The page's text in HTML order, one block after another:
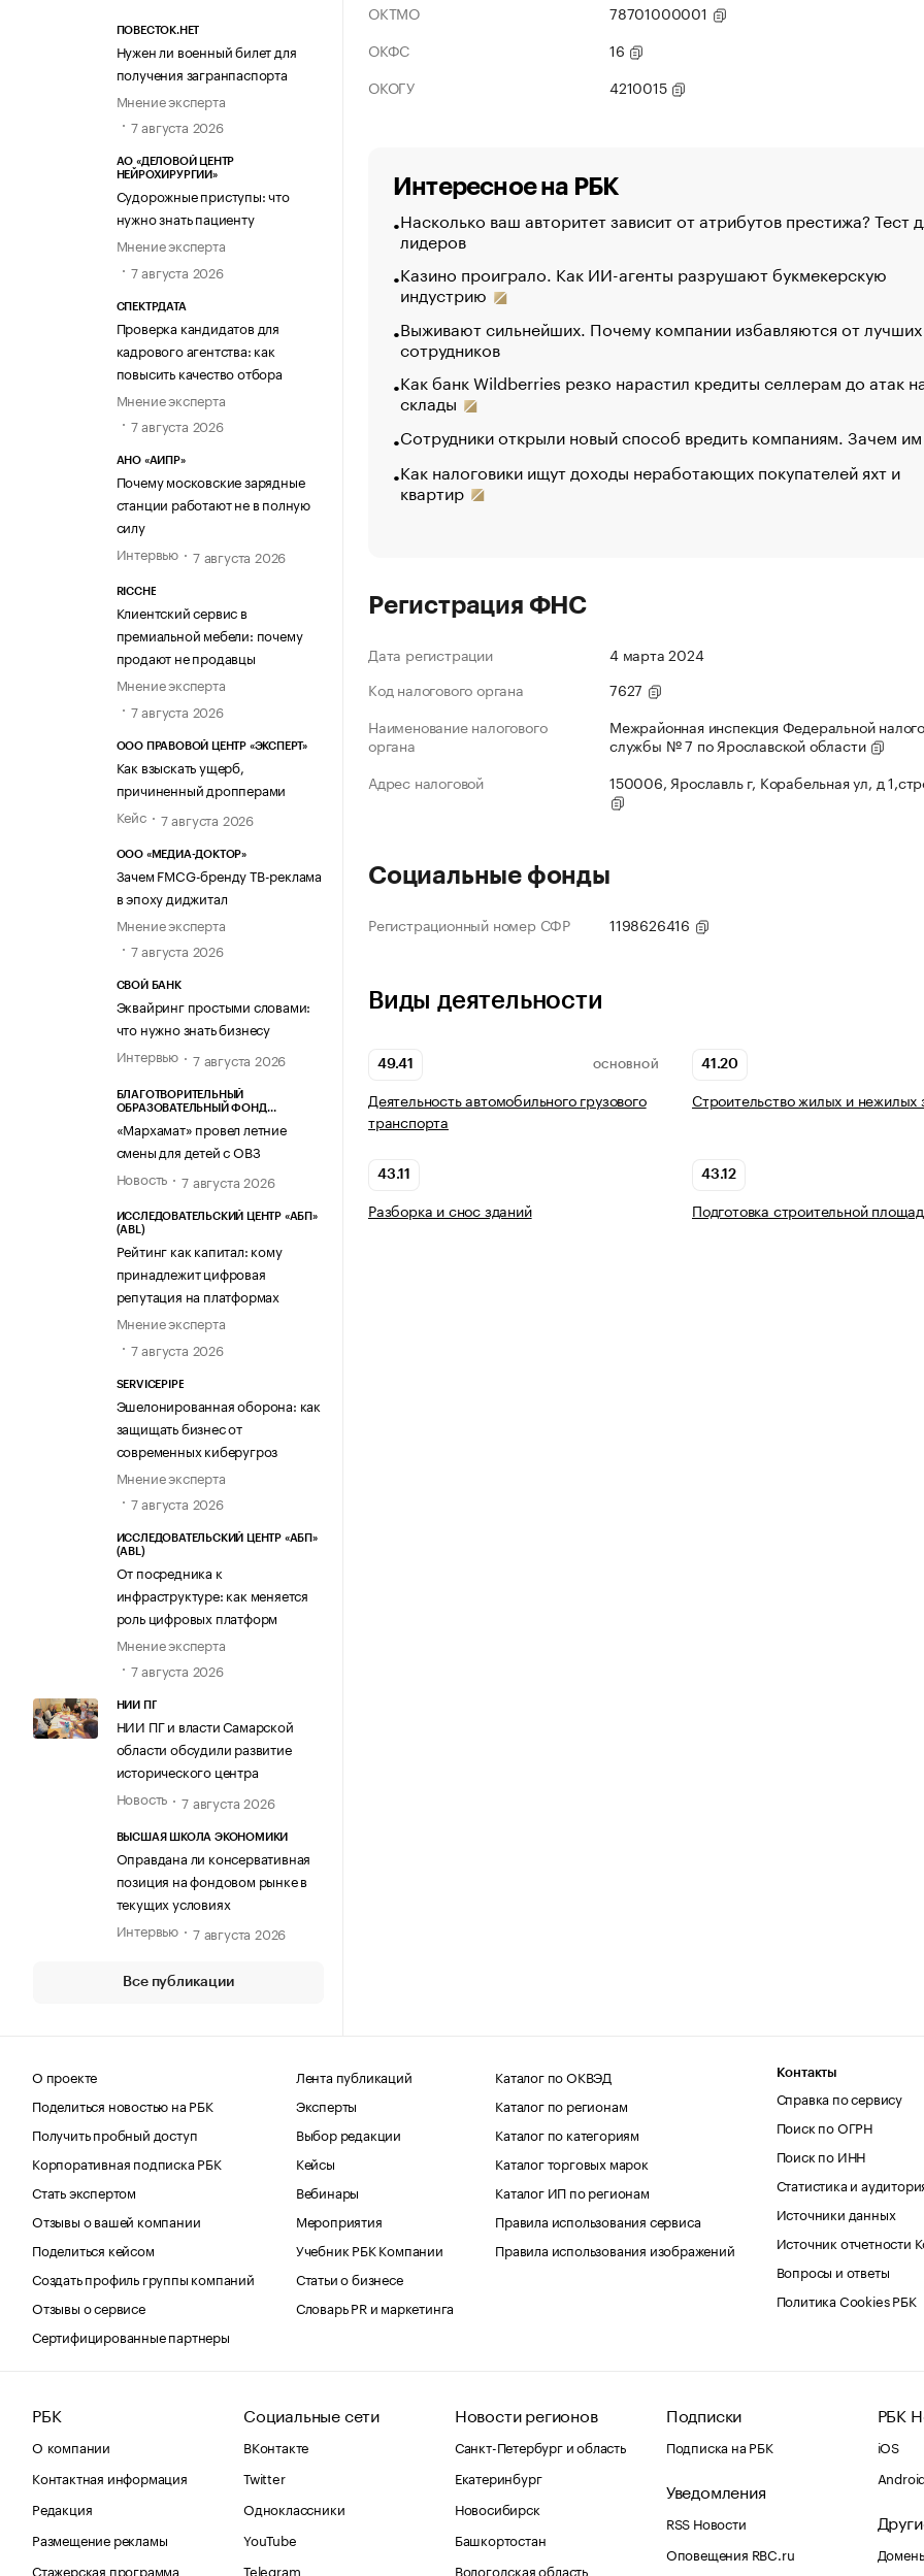
ПОВЕСТОК.НЕТ
Нужен ли военный билет для
получения загранпаспорта
Мнение эксперта
7 августа 2026
АО «ДЕЛОВОЙ ЦЕНТР
НЕЙРОХИРУРГИИ»
Судорожные приступы: что
нужно знать пациенту
Мнение эксперта
7 августа 2026
СПЕКТРДАТА
Проверка кандидатов для
кадрового агентства: как
повысить качество отбора
Мнение эксперта
7 августа 2026
АНО «АИПР»
Почему московские зарядные
станции работают не в полную
силу
Интервью
7 августа 2026
RICCHE
Клиентский сервис в
премиальной мебели: почему
продают не продавцы
Мнение эксперта
7 августа 2026
ООО ПРАВОВОЙ ЦЕНТР «ЭКСПЕРТ»
Как взыскать ущерб,
причиненный дропперами
Кейс
7 августа 2026
ООО «МЕДИА-ДОКТОР»
Зачем FMCG-бренду ТВ-реклама
в эпоху диджитал
Мнение эксперта
7 августа 2026
СВОЙ БАНК
Эквайринг простыми словами:
что нужно знать бизнесу
Интервью
7 августа 2026
БЛАГОТВОРИТЕЛЬНЫЙ
ОБРАЗОВАТЕЛЬНЫЙ ФОНД
«Мархамат» провел летние
смены для детей с ОВЗ
Новость
7 августа 2026
ИССЛЕДОВАТЕЛЬСКИЙ ЦЕНТР «АБП»
(ABL)
Рейтинг как капитал: кому
принадлежит цифровая
репутация на платформах
Мнение эксперта
7 августа 2026
SERVICEPIPE
Эшелонированная оборона: как
защищать бизнес от
современных киберугроз
Мнение эксперта
7 августа 2026
ИССЛЕДОВАТЕЛЬСКИЙ ЦЕНТР «АБП»
(ABL)
От посредника к
инфраструктуре: как меняется
роль цифровых платформ
Мнение эксперта
7 августа 2026
НИИ ПГ
НИИ ПГ и власти Самарской
области обсудили развитие
исторического центра
Новость
7 августа 2026
ВЫСШАЯ ШКОЛА ЭКОНОМИКИ
Оправдана ли консервативная
позиция на фондовом рынке в
текущих условиях
Интервью
7 августа 2026
Все публикации
ОКТМО
78701000001
ОКФС
16
ОКОГУ
4210015
Интересное на РБК
Насколько ваш авторитет зависит от атрибутов престижа? Тест
лидеров
Казино проиграло. Как ИИ-агенты разрушают букмекерскую
индустрию
Выживают сильнейших. Почему компании избавляются от лучших
сотрудников
Как банк Wildberries резко нарастил кредиты селлерам до атак
склады
Сотрудники открыли новый способ вредить компаниям. Зачем
Как налоговики ищут доходы неработающих покупателей яхт и
квартир
Регистрация ФНС
Дата регистрации
4 марта 2024
Код налогового органа
7627
Наименование налогового
органа
Межрайонная инспекция Федеральной
службы № 7 по Ярославской области
Адрес налоговой
150006, Ярославль г, Корабельная ул, д
Социальные фонды
Регистрационный номер СФР 1198626416
Виды деятельности
49.41 ОСНОВНОЙ
Деятельность автомобильного грузового
транспорта
41.20
Строительство жилых и нежилых
43.11
Разборка и снос зданий
43.12
Подготовка строительной
О проекте
Поделиться новостью на РБК
Получить пробный доступ
Корпоративная подписка РБК
Стать экспертом
Отзывы о вашей компании
Поделиться кейсом
Создать профиль группы компаний
Отзывы о сервисе
Сертифицированные партнеры
Лента публикаций
Эксперты
Выбор редакции
Кейсы
Вебинары
Мероприятия
Учебник РБК Компании
Статьи о бизнесе
Словарь PR и маркетинга
Каталог по ОКВЭД
Каталог по регионам
Каталог по категориям
Каталог торговых марок
Каталог ИП по регионам
Правила использования сервиса
Правила использования изображений
Контакты
Справка по сервису
Поиск по ОГРН
Поиск по ИНН
Статистика и
Источники данных
Источник отчетности
Вопросы и ответы
Политика Cookies РБК
РБК
О компании
Контактная информация
Редакция
Размещение рекламы
Стажерская программа
Социальные сети
ВКонтакте
Twitter
Одноклассники
YouTube
Telegram
Новости регионов
Санкт-Петербург и область
Екатеринбург
Новосибирск
Башкортостан
Вологодская область
Подписки
Подписка на РБК
Уведомления
RSS Новости
Оповещения RBC.ru
РБК
iOS